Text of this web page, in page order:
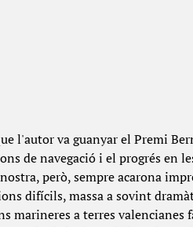
l'autor va guanyar el Premi
de navegació i el progrés en
però, sempre acarona
difícils, massa a sovint
marineres a terres valencianes